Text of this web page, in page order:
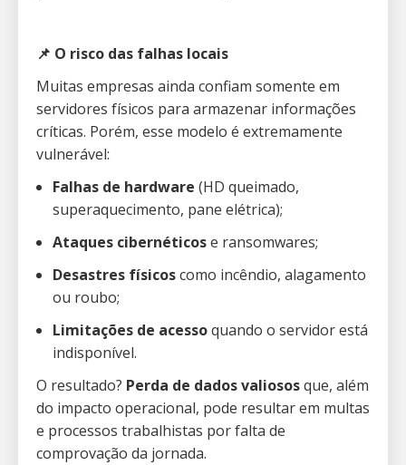
📌 O risco das falhas locais
Muitas empresas ainda confiam somente em
servidores físicos para armazenar informações
críticas. Porém, esse modelo é extremamente
vulnerável:
Falhas de hardware (HD queimado,
superaquecimento, pane elétrica);
Ataques cibernéticose ransomwares;
Desastres físicoscomo incêndio, alagamento
ou roubo;
Limitações de acessoquando o servidor está
indisponível.
O resultado? Perda de dados valiososque, além
do impacto operacional, pode resultar em multas
e processos trabalhistas por falta de
comprovação da jornada.